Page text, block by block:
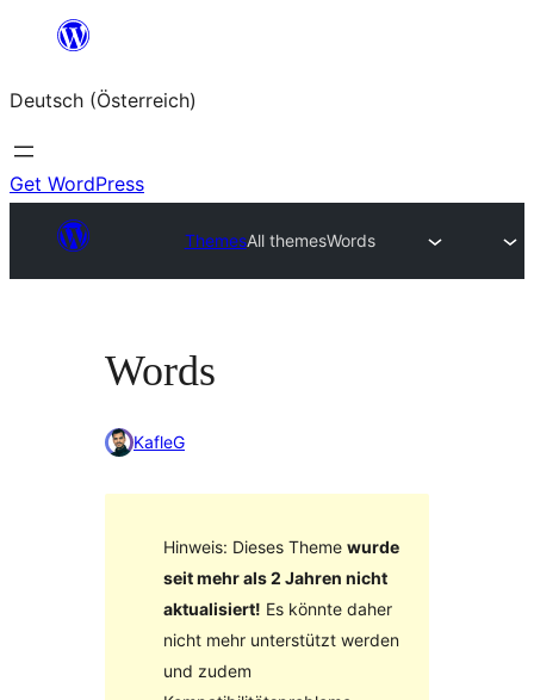
springen
Deutsch (Österreich)
Get WordPress
ThemesAll themesWords
Words
KafleG
Hinweis: Dieses Theme wurde
seit mehr als 2 Jahren nicht
aktualisiert! Es könnte daher
nicht mehr unterstützt werden
und zudem